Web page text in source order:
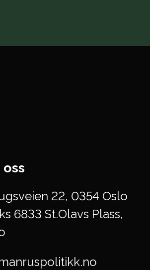
22, 0354 Oslo
6833 St.Olavs Plass,